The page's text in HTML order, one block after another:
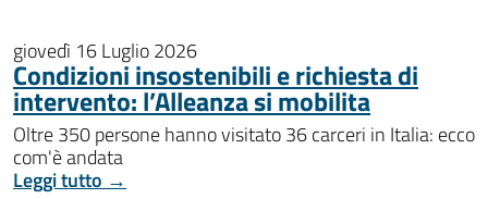
giovedì 16 Luglio 2026
Condizioni insostenibili e richiesta di
intervento: l’Alleanza si mobilita
Oltre 350 persone hanno visitato 36 carceri in Italia: ecco
com'è andata
Leggi tutto →